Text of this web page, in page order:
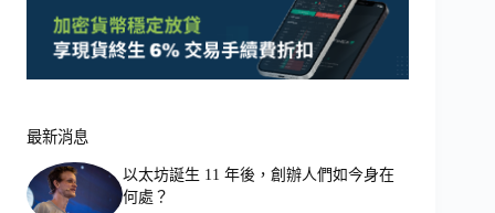
最新消息
以太坊誕生 11 年後，創辦人們如今身在
何處？